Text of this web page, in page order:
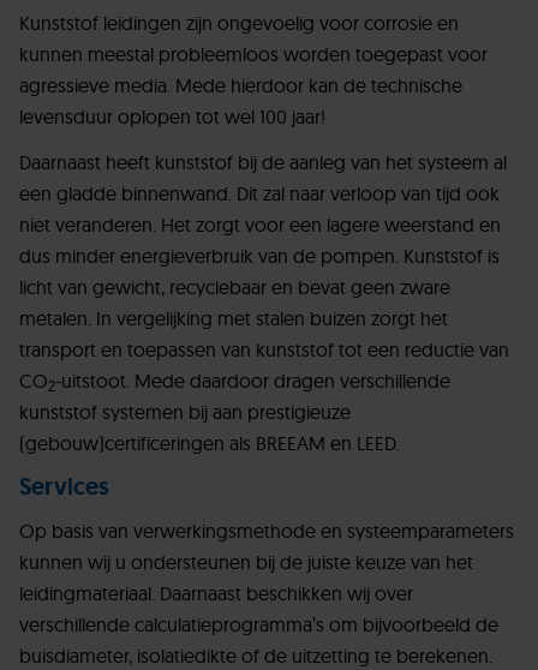
Kunststof leidingen zijn ongevoelig voor corrosie en
kunnen meestal probleemloos worden toegepast voor
agressieve media. Mede hierdoor kan de technische
levensduur oplopen tot wel 100 jaar!
Daarnaast heeft kunststof bij de aanleg van het systeem al
een gladde binnenwand. Dit zal naar verloop van tijd ook
niet veranderen. Het zorgt voor een lagere weerstand en
dus minder energieverbruik van de pompen. Kunststof is
licht van gewicht, recyclebaar en bevat geen zware
metalen. In vergelijking met stalen buizen zorgt het
transport en toepassen van kunststof tot een reductie van
CO2-uitstoot. Mede daardoor dragen verschillende
kunststof systemen bij aan prestigieuze
(gebouw)certificeringen als BREEAM en LEED.
Services
Op basis van verwerkingsmethode en systeemparameters
kunnen wij u ondersteunen bij de juiste keuze van het
leidingmateriaal. Daarnaast beschikken wij over
verschillende calculatieprogramma’s om bijvoorbeeld de
buisdiameter, isolatiedikte of de uitzetting te berekenen.